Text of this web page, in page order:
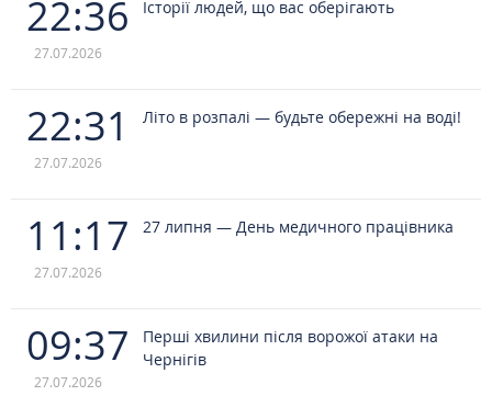
22:36
27.07.2026
Історії людей, що вас оберігають
22:31
27.07.2026
Літо в розпалі — будьте обережні на воді!
11:17
27.07.2026
27 липня — День медичного працівника
09:37
27.07.2026
Перші хвилини після ворожої атаки на
Чернігів